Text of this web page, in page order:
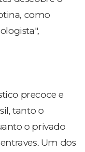
como
precoce e
tanto o
o privado
Um dos